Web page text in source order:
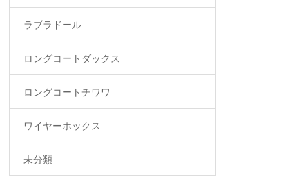
ラブラドール
ロングコートダックス
ロングコートチワワ
ワイヤーホックス
未分類